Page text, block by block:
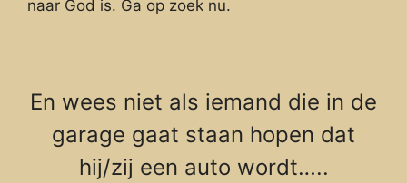
naar God is. Ga op zoek nu.
En wees niet als iemand die in de
garage gaat staan hopen dat
hij/zij een auto wordt…..